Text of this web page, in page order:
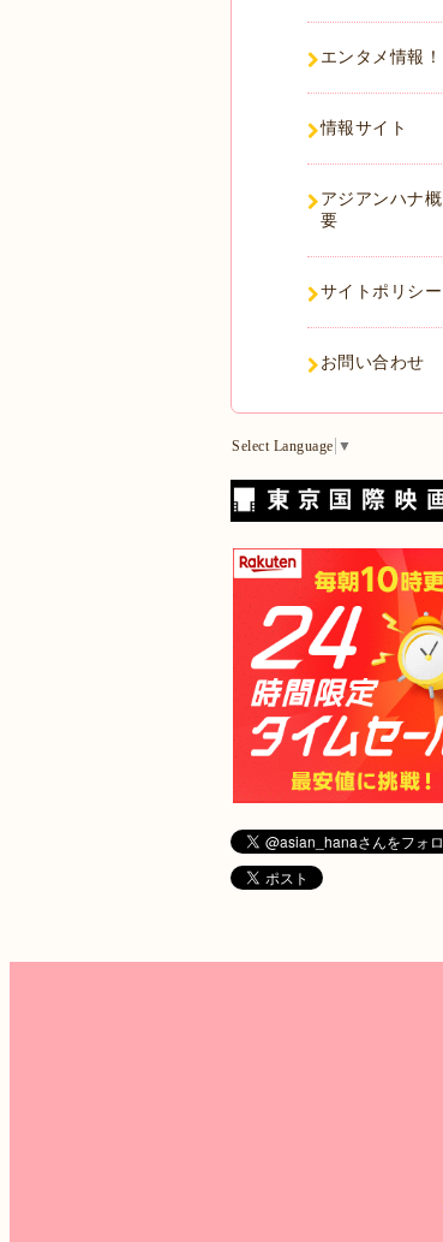
エンタメ情報！
情報サイト
アジアンハナ概
要
サイトポリシー
お問い合わせ
Select Language ▼